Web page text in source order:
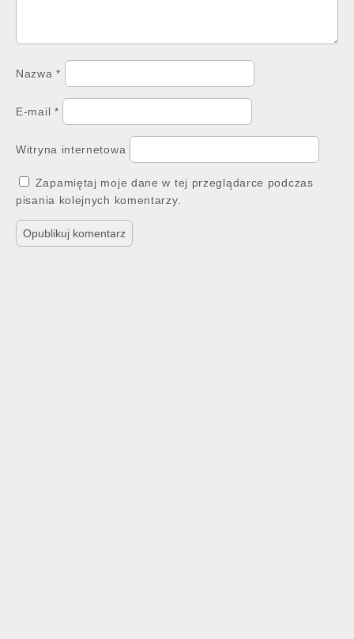
Nazwa*
E-mail *
Witryna internetowa
Zapamiętaj moje dane w tej przeglądarce podczas
pisania kolejnych komentarzy.